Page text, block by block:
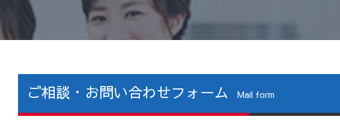
ご相談・お問い合わせフォーム Mail form